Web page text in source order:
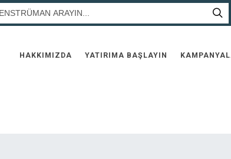
HAKKIMIZDA YATIRIMA BAŞLAYIN